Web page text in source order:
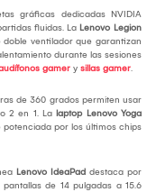
gráficas dedicadas NVIDIA
fluidas. La Lenovo Legion
ventilador que garantizan
durante las sesiones
gamer y sillas gamer.
de 360 grados permiten usar
2 en 1. La laptop Lenovo Yoga
por los últimos chips
Lenovo IdeaPad destaca por
de 14 pulgadas a 15.6